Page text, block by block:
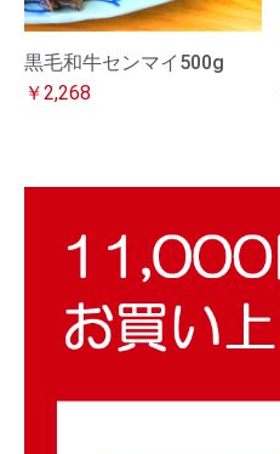
黒毛和牛センマイ500g
￥2,268